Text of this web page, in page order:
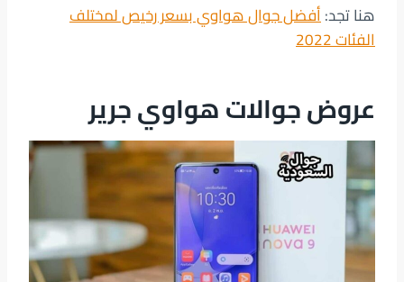
هنا تجد:أفضل جوال هواوي بسعر رخيص لمختلف
الفئات 2022
عروض جوالات هواوي جرير